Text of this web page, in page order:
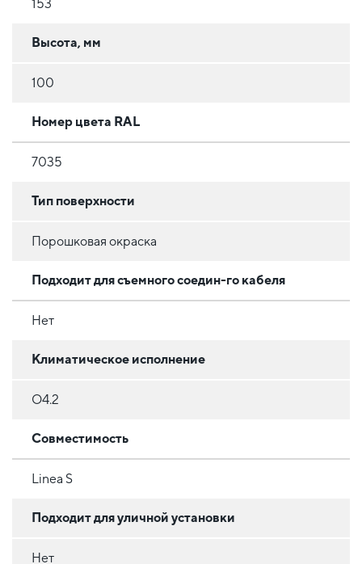
153
Высота, мм
100
Номер цвета RAL
7035
Тип поверхности
Порошковая окраска
Подходит для съемного соедин-го кабеля
Нет
Климатическое исполнение
O4.2
Совместимость
Linea S
Подходит для уличной установки
Нет